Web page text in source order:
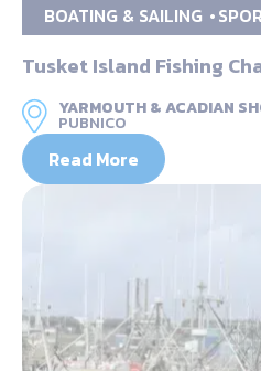
BOATING & SAILING
Tusket Island Fishing
YARMOUTH & ACADIAN
PUBNICO
Read More